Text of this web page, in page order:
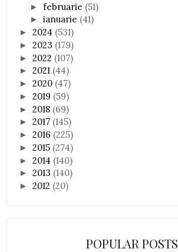
►februarie (51)
►ianuarie (41)
►2024 (531)
►2023 (179)
►2022 (107)
►2021 (44)
►2020 (47)
►2019 (59)
►2018 (69)
►2017 (145)
►2016 (225)
►2015 (274)
►2014 (140)
►2013 (140)
►2012 (20)
POPULAR POSTS